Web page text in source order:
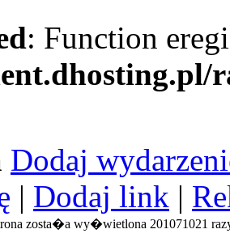
: Function
Dodaj
| Dodaj link |
zosta�a wy�wietlona 201071021